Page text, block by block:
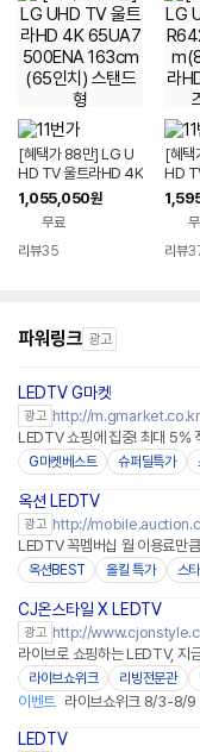
[혜택가 88만] LG U
HD TV 울트라HD 4K
65UA7500ENA 16
3cm(65인치) 스탠드
1,055,050원
무료
리뷰35
[혜택
HD
0NC
치)
형 비
리뷰
파워링크 광고
LEDTV G마켓
광고 http://m.gmarket.co.kr
LEDTV 쇼핑에 집중! 최대 5%
G마켓베스트 슈퍼딜특가
옥션 LEDTV
광고 http://
LEDTV 꼭멤버십 월 이용료만
옥션BEST 올킬 특가 스
CJ온스타일 X LEDTV
광고 http://
라이브로 쇼핑하는 LEDTV, 지
라이브쇼위크 리빙전문관
이벤트 라이브쇼위크 8/3-8/9
LEDTV